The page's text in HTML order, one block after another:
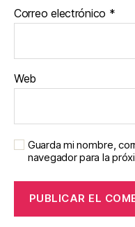
Correo electrónico *
Web
Guarda mi nombre,
navegador para la